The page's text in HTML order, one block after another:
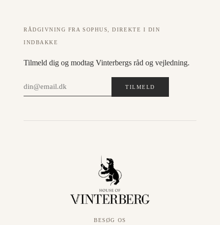
RÅDGIVNING FRA SOPHUS, DIREKTE I DIN
INDBAKKE
Tilmeld dig og modtag Vinterbergs råd og vejledning.
TILMELD
BESØG OS